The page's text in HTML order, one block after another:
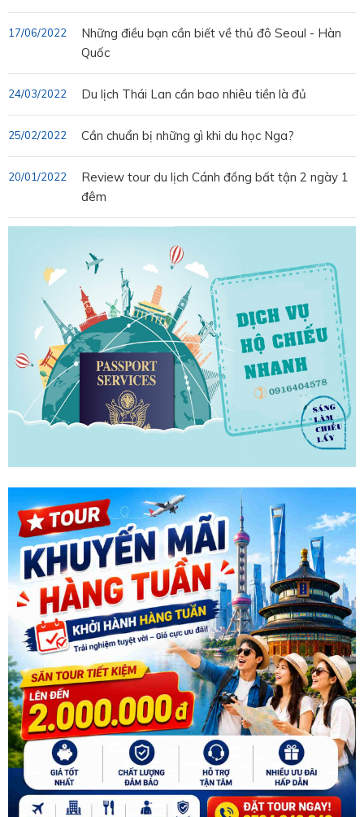
Những điều bạn cần biết về thủ đô Seoul - Hàn
Quốc
17/06/2022
Du lịch Thái Lan cần bao nhiêu tiền là đủ
24/03/2022
Cần chuẩn bị những gì khi du học Nga?
25/02/2022
Review tour du lịch Cánh đồng bất tận 2 ngày 1
đêm
20/01/2022